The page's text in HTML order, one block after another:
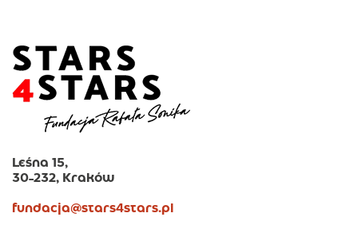
Leśna 15,
30-232, Kraków
fundacja@stars4stars.pl